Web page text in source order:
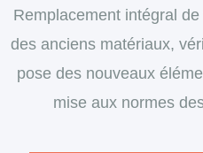
Remplacement intégral
des anciens matériaux,
pose des nouveaux
mise aux normes